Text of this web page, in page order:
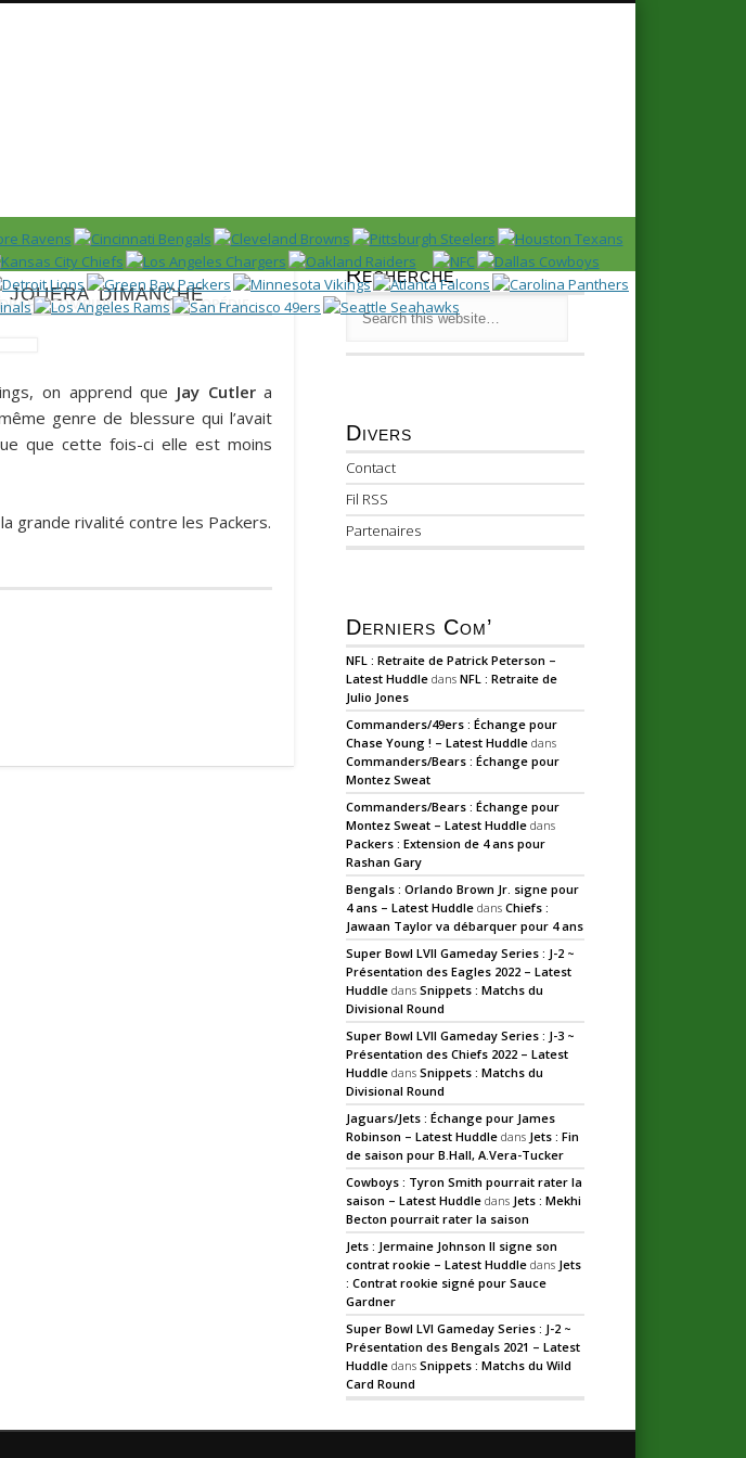
DRAFT/COMBINE ENCYCLOPÉDIE
dimanche
on apprend que Jay Cutlera
genre de blessure qui l’avait
que cette fois-ci elle est moins
grande rivalité contre les Packers.
Recherche
Divers
Contact
Fil RSS
Partenaires
Derniers Com’
NFL : Retraite de Patrick Peterson –
Latest Huddle dansNFL : Retraite de
Julio Jones
Commanders/49ers : Échange pour
Chase Young ! – Latest Huddle dans
Commanders/Bears : Échange pour
Montez Sweat
Commanders/Bears : Échange pour
Montez Sweat – Latest Huddle dans
Packers : Extension de 4 ans pour
Rashan Gary
Bengals : Orlando Brown Jr. signe pour
4 ans – Latest Huddle dansChiefs :
Jawaan Taylor va débarquer pour 4 ans
Super Bowl LVII Gameday Series : J-2 ~
Présentation des Eagles 2022 – Latest
Huddle dansSnippets : Matchs du
Divisional Round
Super Bowl LVII Gameday Series : J-3 ~
Présentation des Chiefs 2022 – Latest
Huddle dansSnippets : Matchs du
Divisional Round
Jaguars/Jets : Échange pour James
Robinson – Latest Huddle dans Jets : Fin
de saison pour B.Hall, A.Vera-Tucker
Cowboys : Tyron Smith pourrait rater la
saison – Latest Huddle dans Jets : Mekhi
Becton pourrait rater la saison
Jets : Jermaine Johnson II signe son
contrat rookie – Latest Huddle dans Jets
: Contrat rookie signé pour Sauce
Gardner
Super Bowl LVI Gameday Series : J-2 ~
Présentation des Bengals 2021 – Latest
Huddle dansSnippets : Matchs du Wild
Card Round